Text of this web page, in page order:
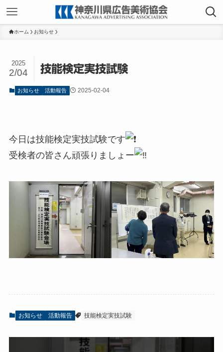
ホーム お知らせ
技能検定実技試験
2025
2/04
お知らせ 活動報告 2025-02-04
今日は技能検定実技試験です
受検者の皆さん頑張りましょー
お知らせ 活動報告 技能検定実技試験